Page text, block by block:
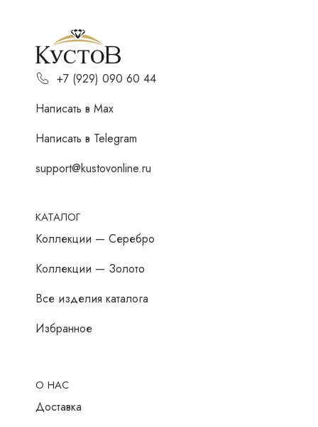
+7 (929) 090 60 44
Написать в Мах
Написать в Telegram
support@kustovonline.ru
КАТАЛОГ
Коллекции — Серебро
Коллекции — Золото
Все изделия каталога
Избранное
О НАС
Доставка